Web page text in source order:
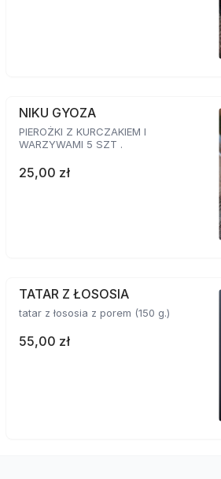
NIKU GYOZA
PIEROŻKI Z KURCZAKIEM I
WARZYWAMI 5 SZT .
25,00 zł
TATAR Z ŁOSOSIA
tatar z łososia z porem (150 g.)
55,00 zł